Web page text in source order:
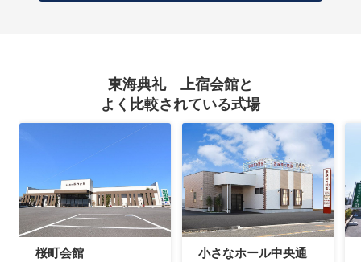
東海典礼 上宿会館と
よく比較されている式場
桜町会館 小さなホール中央通